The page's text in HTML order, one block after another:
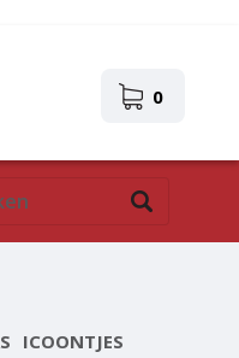
0
ICOONTJES